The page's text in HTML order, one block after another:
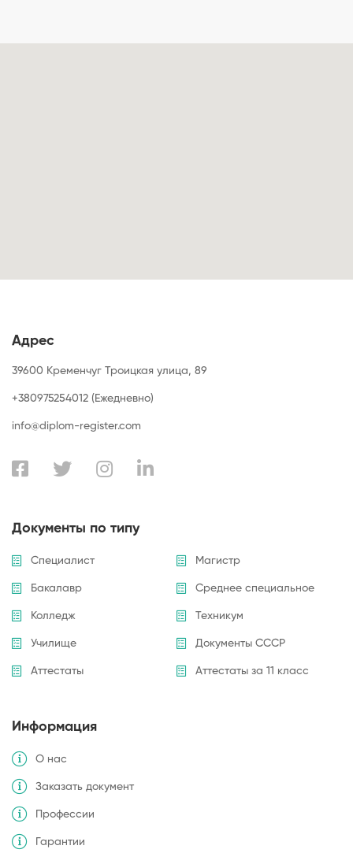
Адрес
39600 Кременчуг Троицкая улица, 89
+380975254012 (Ежедневно)
info@diplom-register.com
Документы по типу
Специалист Магистр
Бакалавр Среднее специальное
Колледж Техникум
Училище Документы СССР
Аттестаты Аттестаты за 11 класс
Информация
О нас
Заказать документ
Профессии
Гарантии